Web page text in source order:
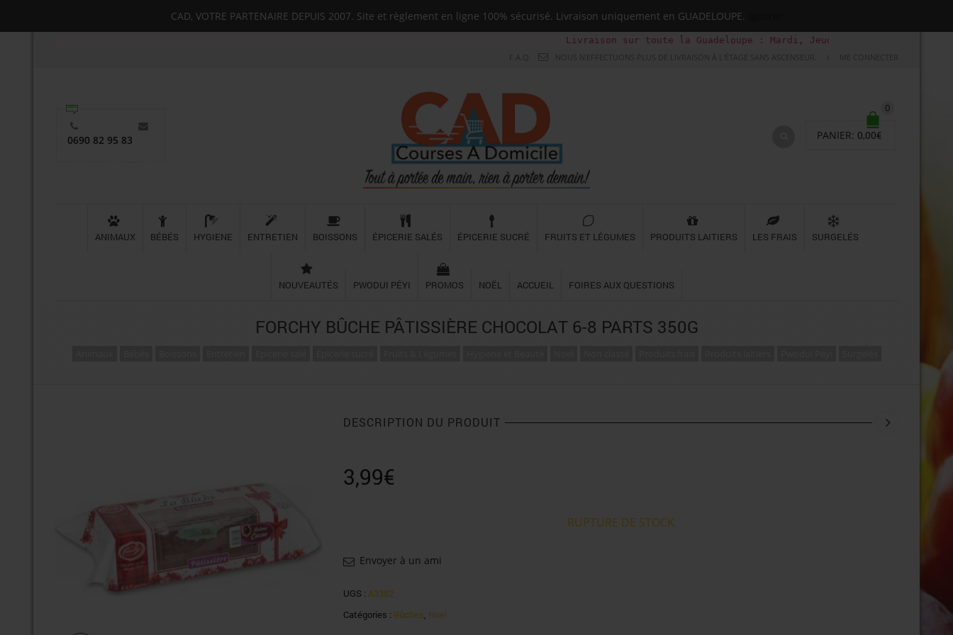
Livraison sur toute la Guadeloupe : Mardi, Jeudi, Samedi (Basse-terre
NOUS N'EFFECTUONS PLUS DE LIVRAISON À L'ÉTAGE SANS ASCENSEUR.
ME CONNECTER
F.A.Q.
0690 82 95 83
0
PANIER: 0,00€
ANIMAUX BÉBÉS HYGIENE ENTRETIEN BOISSONS ÉPICERIE SALÉS ÉPICERIE SUCRÉ FRUITS ET LÉGUMES PRODUITS LAITIERS LES FRAIS SURGELÉS
NOUVEAUTÉS PWODUI PÉYI PROMOS NOËL ACCUEIL FOIRES AUX QUESTIONS
FORCHY BÛCHE PÂTISSIÈRE CHOCOLAT 6-8 PARTS 350G
DESCRIPTION DU PRODUIT
3,99€
RUPTURE DE STOCK
Envoyer à un ami
UGS : A3382
Catégories : Bûches, Noel
CAD, VOTRE PARTENAIRE DEPUIS 2007. Site et règlement en ligne 100% sécurisé. Livraison uniquement en GUADELOUPE.